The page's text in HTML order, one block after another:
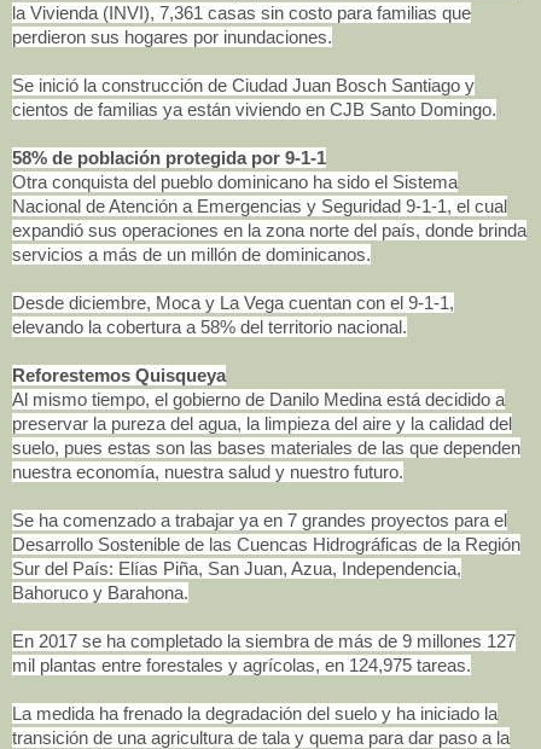
la Vivienda (INVI), 7,361 casas sin costo para familias que
perdieron sus hogares por inundaciones.
Se inició la construcción de Ciudad Juan Bosch Santiago y
cientos de familias ya están viviendo en CJB Santo Domingo.
58% de población protegida por 9-1-1
Otra conquista del pueblo dominicano ha sido el Sistema
Nacional de Atención a Emergencias y Seguridad 9-1-1, el cual
expandió sus operaciones en la zona norte del país, donde brinda
servicios a más de un millón de dominicanos.
Desde diciembre, Moca y La Vega cuentan con el 9-1-1,
elevando la cobertura a 58% del territorio nacional.
Reforestemos Quisqueya
Al mismo tiempo, el gobierno de Danilo Medina está decidido a
preservar la pureza del agua, la limpieza del aire y la calidad del
suelo, pues estas son las bases materiales de las que dependen
nuestra economía, nuestra salud y nuestro futuro.
Se ha comenzado a trabajar ya en 7 grandes proyectos para el
Desarrollo Sostenible de las Cuencas Hidrográficas de la Región
Sur del País: Elías Piña, San Juan, Azua, Independencia,
Bahoruco y Barahona.
En 2017 se ha completado la siembra de más de 9 millones 127
mil plantas entre forestales y agrícolas, en 124,975 tareas.
La medida ha frenado la degradación del suelo y ha iniciado la
transición de una agricultura de tala y quema para dar paso a la